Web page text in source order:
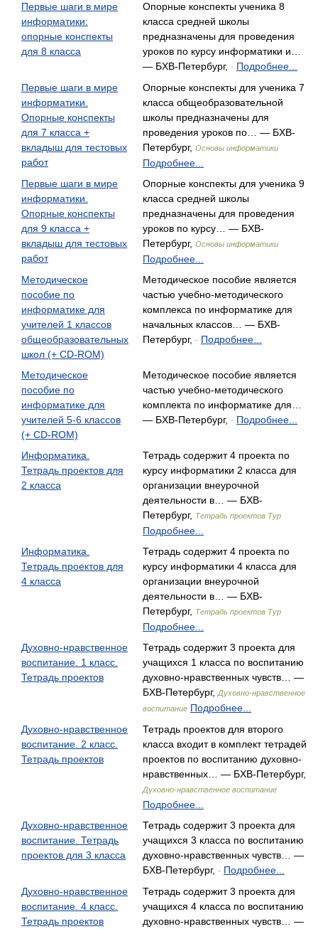
Первые шаги в мире
информатики:
опорные конспекты
для 8 класса
Опорные конспекты ученика 8
класса средней школы
предназначены для проведения
уроков по курсу информатики и…
— БХВ-Петербург, - Подробнее...
Первые шаги в мире
информатики.
Опорные конспекты
для 7 класса +
вкладыш для тестовых
работ
Опорные конспекты для ученика 7
класса общеобразовательной
школы предназначены для
проведения уроков по… — БХВ-
Петербург, Основы информатики
Подробнее...
Первые шаги в мире
информатики.
Опорные конспекты
для 9 класса +
вкладыш для тестовых
работ
Опорные конспекты для ученика 9
класса средней школы
предназначены для проведения
уроков по курсу… — БХВ-
Петербург, Основы информатики
Подробнее...
Методическое
пособие по
информатике для
учителей 1 классов
общеобразовательных
школ (+ CD-ROM)
Методическое пособие является
частью учебно-методического
комплекса по информатике для
начальных классов… — БХВ-
Петербург, - Подробнее...
Методическое
пособие по
информатике для
учителей 5-6 классов
(+ CD-ROM)
Методическое пособие является
частью учебно-методического
комплекта по информатике для…
— БХВ-Петербург, - Подробнее...
Информатика.
Тетрадь проектов для
2 класса
Тетрадь содержит 4 проекта по
курсу информатики 2 класса для
организации внеурочной
деятельности в… — БХВ-
Петербург, Тетрадь проектов Тур
Подробнее...
Информатика.
Тетрадь проектов для
4 класса
Тетрадь содержит 4 проекта по
курсу информатики 4 класса для
организации внеурочной
деятельности в… — БХВ-
Петербург, Тетрадь проектов Тур
Подробнее...
Духовно-нравственное
воспитание. 1 класс.
Тетрадь проектов
Тетрадь содержит 3 проекта для
учащихся 1 класса по воспитанию
духовно-нравственных чувств… —
БХВ-Петербург, Духовно-нравственное
воспитание Подробнее...
Духовно-нравственное
воспитание. 2 класс.
Тетрадь проектов
Тетрадь проектов для второго
класса входит в комплект тетрадей
проектов по воспитанию духовно-
нравственных… — БХВ-Петербург,
Духовно-нравственное воспитание
Подробнее...
Духовно-нравственное
воспитание. Тетрадь
проектов для 3 класса
Тетрадь содержит 3 проекта для
учащихся 3 класса по воспитанию
духовно-нравственных чувств… —
БХВ-Петербург, - Подробнее...
Духовно-нравственное
воспитание. 4 класс.
Тетрадь проектов
Тетрадь содержит 3 проекта для
учащихся 4 класса по воспитанию
духовно-нравственных чувств… —